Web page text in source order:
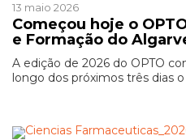
13 maio 2026
Começou hoje o
e Formação do
A edição de 2026 do OPTO
longo dos próximos três dias